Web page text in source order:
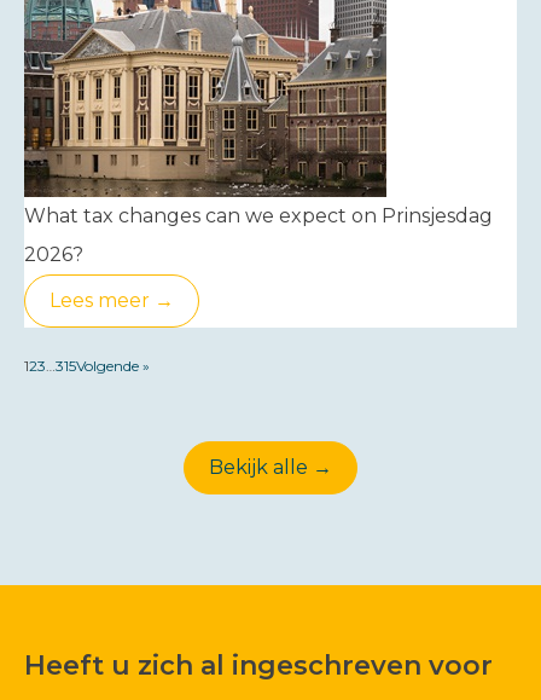
What tax changes can we expect on Prinsjesdag
2026?
Lees meer →
123 315Volgende »
Bekijk alle →
Heeft u zich al ingeschreven voor